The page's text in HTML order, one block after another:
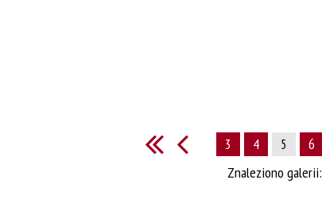
3 4 5 6
Znaleziono galerii: